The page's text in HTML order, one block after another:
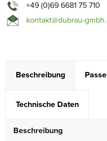
+49 (0)69 6681 75 710
kontakt@dubrau-
Beschreibung
Technische Daten
Beschreibung